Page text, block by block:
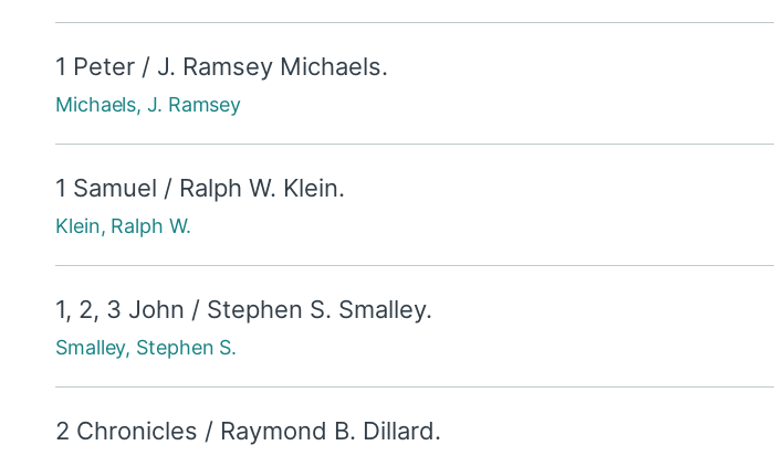
1 Peter / J. Ramsey Michaels.
Michaels, J. Ramsey
1 Samuel / Ralph W. Klein.
Klein, Ralph W.
1, 2, 3 John / Stephen S. Smalley.
Smalley, Stephen S.
2 Chronicles / Raymond B. Dillard.